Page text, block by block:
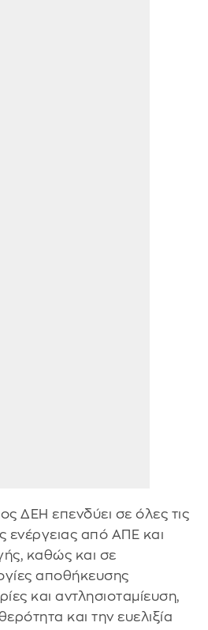
ΔΕΗ επενδύει σε όλες τις
από ΑΠΕ και
καθώς και σε
αποθήκευσης
και αντλησιοταμίευση,
και την ευελιξίa